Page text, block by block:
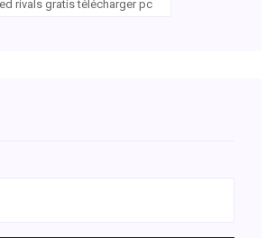
rivals gratis télécharger pc